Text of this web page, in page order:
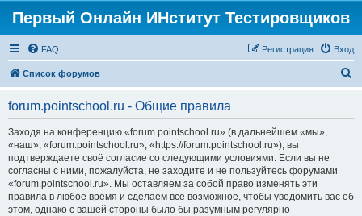
Первый Онлайн ИНститут Тестировщиков
FAQ Вход
Регистрация
Список форумов
forum.pointschool.ru - Общие правила
Заходя на конференцию «forum.pointschool.ru» (в дальнейшем «мы»,
«наш», «forum.pointschool.ru», «https://forum.pointschool.ru»), вы
подтверждаете своё согласие со следующими условиями. Если вы не
согласны с ними, пожалуйста, не заходите и не пользуйтесь форумами
«forum.pointschool.ru». Мы оставляем за собой право изменять эти
правила в любое время и сделаем всё возможное, чтобы уведомить вас об
этом, однако с вашей стороны было бы разумным регулярно